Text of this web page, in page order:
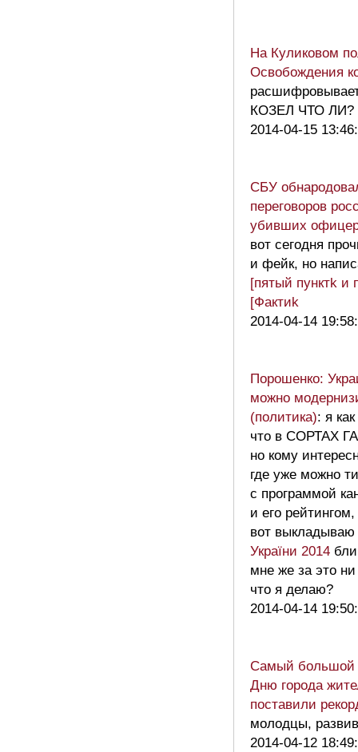
На Куликовом
Освобождения
КОЗЕЛ ЧТО ЛИ?
2014-04-15
СБУ
переговоров
убивших
вот сегодня
и фейк, но
[пятый пунктk и
[Фактиk
2014-04-14
Порошенко:
можно
(политика): я
что в СОРТАХ
но кому
где уже можно
с программой
и его
вот выкладываю
України 2014
мне же за это ни
что я делаю?
2014-04-14
Самый большой
Дню города
поставили
молодцы,
2014-04-12